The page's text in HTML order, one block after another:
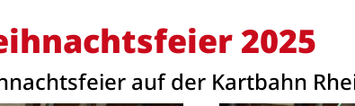
2025
auf der Kartbahn